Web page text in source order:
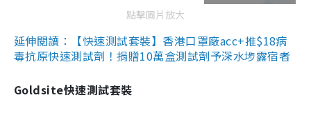
點擊圖片放大
延伸閱讀：【快速測試套裝】香港口罩廠acc+推$18病
毒抗原快速測試劑！捐贈10萬盒測試劑予深水埗露宿者
Goldsite快速測試套裝